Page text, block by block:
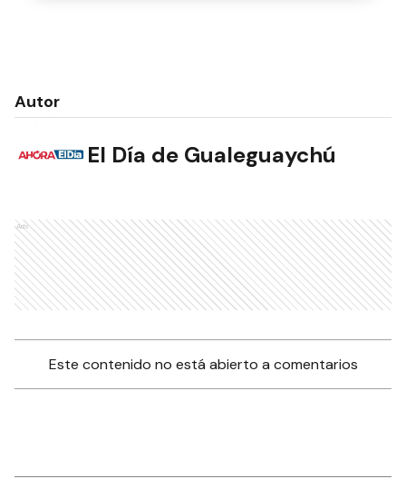
Autor
El Día de Gualeguaychú
Ads
Este contenido no está abierto a comentarios